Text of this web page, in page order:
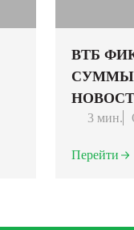
ВТБ
СУММЫ
3 мин.
Перейти